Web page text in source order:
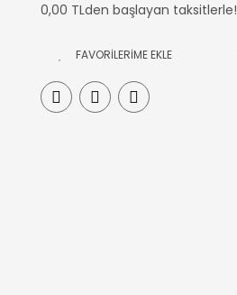
0,00 TLden başlayan taksitlerle!